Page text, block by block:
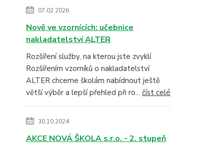
07.02.2026
Nově ve vzornících: učebnice
nakladatelství ALTER
Rozšíření služby, na kterou jste zvyklí
Rozšířením vzorníků o nakladatelství
ALTER chceme školám nabídnout ještě
větší výběr a lepší přehled při ro... číst celé
30.10.2024
AKCE NOVÁ ŠKOLA s.r.o. - 2. stupeň